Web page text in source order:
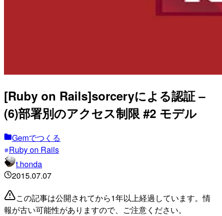
[Ruby on Rails]sorceryによる認証 –
(6)部署別のアクセス制限 #2 モデル
Gemでつくる
Ruby on Rails
t.honda
2015.07.07
この記事は公開されてから1年以上経過しています。情
報が古い可能性がありますので、ご注意ください。